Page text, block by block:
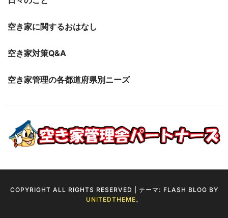
空き家に関するおはなし
空き家対策Q&A
空き家管理の各都道府県別ニーズ
COPYRIGHT ALL RIGHTS RESERVED
テーマ: FLASH BLOG BY
UNITEDTHEME 。